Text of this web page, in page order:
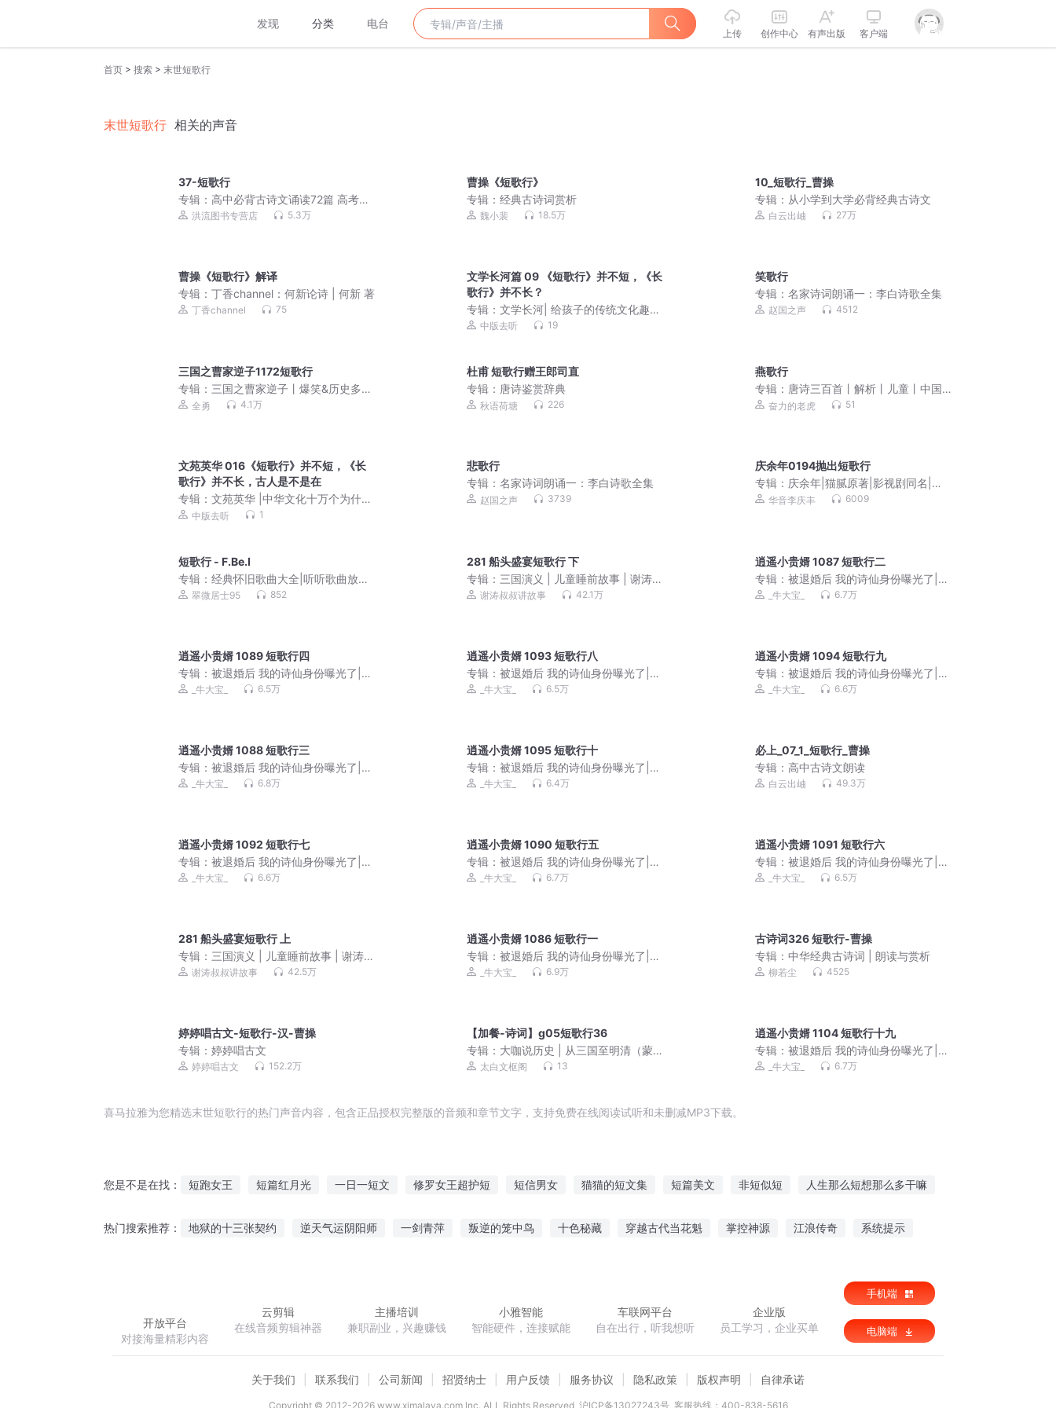
发现 分类 电台
上传 创作中心 有声出版 客户端
首页 > 搜索 > 末世短歌行
末世短歌行 相关的声音
37-短歌行
专辑： 高中必背古诗文诵读72篇 高考语
文文言文背诵
洪流图书专营店 5.3万
曹操《短歌行》
专辑：经典古诗词赏析
魏小裴 18.5万
10_短歌行_曹操
专辑： 从小学到大学必背经典古诗文
白云出岫 27万
曹操《短歌行》解译
专辑： 丁香channel：何新论诗 | 何新 著
丁香channel 75
文学长河篇 09 《短歌行》并不短，《长
歌行》并不长？
专辑：文学长河| 给孩子的传统文化趣味
问答 语文文学常识
中版去听 19
笑歌行
专辑：名家诗词朗诵一：李白诗歌全集
赵国之声 4512
三国之曹家逆子1172短歌行
专辑： 三国之曹家逆子丨爆笑&历史多人
有声剧亿万点击神作丨VIP免费
全勇 4.1万
杜甫 短歌行赠王郎司直
专辑： 唐诗鉴赏辞典
秋语荷塘 226
燕歌行
专辑： 唐诗三百首丨解析丨儿童丨中国
古诗奋力的老虎 51
文苑英华 016《短歌行》并不短，《长
歌行》并不长，古人是不是在
专辑： 文苑英华 |中华文化十万个为什么
文学国学唐诗宋词
中版去听 1
悲歌行
专辑：名家诗词朗诵一：李白诗歌全集
赵国之声 3739
庆余年0194抛出短歌行
专辑： 庆余年|猫腻原著|影视剧同名|张
若昀、陈道明|李庆丰文化评书
华音李庆丰 6009
短歌行 - F.Be.I
专辑： 经典怀旧歌曲大全|听听歌曲放松
一下吧
翠微居士95 852
281 船头盛宴短歌行 下
专辑： 三国演义 | 儿童睡前故事 | 谢涛叔
叔演播
谢涛叔叔讲故事 42.1万
逍遥小贵婿 1087 短歌行二
专辑：被退婚后 我的诗仙身份曝光了|逍
遥小贵婿|穿越架空逆袭
_牛大宝_ 6.7万
逍遥小贵婿 1089 短歌行四
专辑： 被退婚后 我的诗仙身份曝光了|逍
遥小贵婿|穿越架空逆袭
_牛大宝_ 6.5万
逍遥小贵婿 1093 短歌行八
专辑：被退婚后 我的诗仙身份曝光了|逍
遥小贵婿|穿越架空逆袭
_牛大宝_ 6.5万
逍遥小贵婿 1094 短歌行九
专辑：被退婚后 我的诗仙身份曝光了|逍
遥小贵婿|穿越架空逆袭
_牛大宝_ 6.6万
逍遥小贵婿 1088 短歌行三
专辑： 被退婚后 我的诗仙身份曝光了|逍
遥小贵婿|穿越架空逆袭
_牛大宝_ 6.8万
逍遥小贵婿 1095 短歌行十
专辑：被退婚后 我的诗仙身份曝光了|逍
遥小贵婿|穿越架空逆袭
_牛大宝_ 6.4万
必上_07_1_短歌行_曹操
专辑： 高中古诗文朗读
白云出岫 49.3万
逍遥小贵婿 1092 短歌行七
专辑： 被退婚后 我的诗仙身份曝光了|逍
遥小贵婿|穿越架空逆袭
_牛大宝_ 6.6万
逍遥小贵婿 1090 短歌行五
专辑：被退婚后 我的诗仙身份曝光了|逍
遥小贵婿|穿越架空逆袭
_牛大宝_ 6.7万
逍遥小贵婿 1091 短歌行六
专辑：被退婚后 我的诗仙身份曝光了|逍
遥小贵婿|穿越架空逆袭
_牛大宝_ 6.5万
281 船头盛宴短歌行 上
专辑： 三国演义 | 儿童睡前故事 | 谢涛叔
叔演播
谢涛叔叔讲故事 42.5万
逍遥小贵婿 1086 短歌行一
专辑：被退婚后 我的诗仙身份曝光了|逍
遥小贵婿|穿越架空逆袭
_牛大宝_ 6.9万
古诗词326 短歌行-曹操
专辑：中华经典古诗词 | 朗读与赏析
柳若尘 4525
婷婷唱古文-短歌行-汉-曹操
专辑： 婷婷唱古文
婷婷唱古文 152.2万
【加餐-诗词】g05短歌行36
专辑： 大咖说历史 | 从三国至明清（蒙
曼、方北辰、于涛等）
太白文枢阁 13
逍遥小贵婿 1104 短歌行十九
专辑：被退婚后 我的诗仙身份曝光了|逍
遥小贵婿|穿越架空逆袭
_牛大宝_ 6.7万
喜马拉雅为您精选末世短歌行的热门声音内容，包含正品授权完整版的音频和章节文字，支持免费在线阅读试听和未删减MP3下载。
您是不是在找： 短跑女王 短篇红月光 一日一短文 修罗女王超护短 短信男女 猫猫的短文集 短篇美文 非短似短 人生那么短想那么多干嘛
热门搜索推荐： 地狱的十三张契约 逆天气运阴阳师 一剑青萍 叛逆的笼中鸟 十色秘藏 穿越古代当花魁 掌控神源 江浪传奇 系统提示
开放平台
对接海量精彩内容
云剪辑
在线音频剪辑神器
主播培训
兼职副业，兴趣赚钱
小雅智能
智能硬件，连接赋能
车联网平台
自在出行，听我想听
企业版
员工学习，企业买单
手机端
电脑端
关于我们 联系我们 公司新闻 招贤纳士 用户反馈 服务协议 隐私政策 版权声明 自律承诺
Copyright © 2012-2026www.ximalaya.com lnc. ALL Rights Reserved 沪ICP备13027243号 客服热线：400-838-5616